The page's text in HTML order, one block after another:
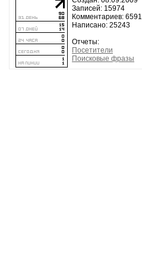
Записей: 15974
Комментариев: 6591
Написано: 25243
Отчеты:
Посетители
Поисковые фразы